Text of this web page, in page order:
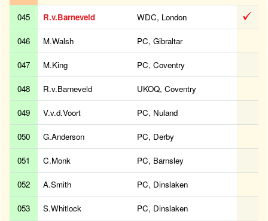
045 R.v.Barneveld WDC, London
046 M.Walsh PC, Gibraltar
047 M.King PC, Coventry
048 R.v.Barneveld UKOQ, Coventry
049 V.v.d.Voort PC, Nuland
050 G.Anderson PC, Derby
051 C.Monk PC, Barnsley
052 A.Smith PC, Dinslaken
053 S.Whitlock PC, Dinslaken